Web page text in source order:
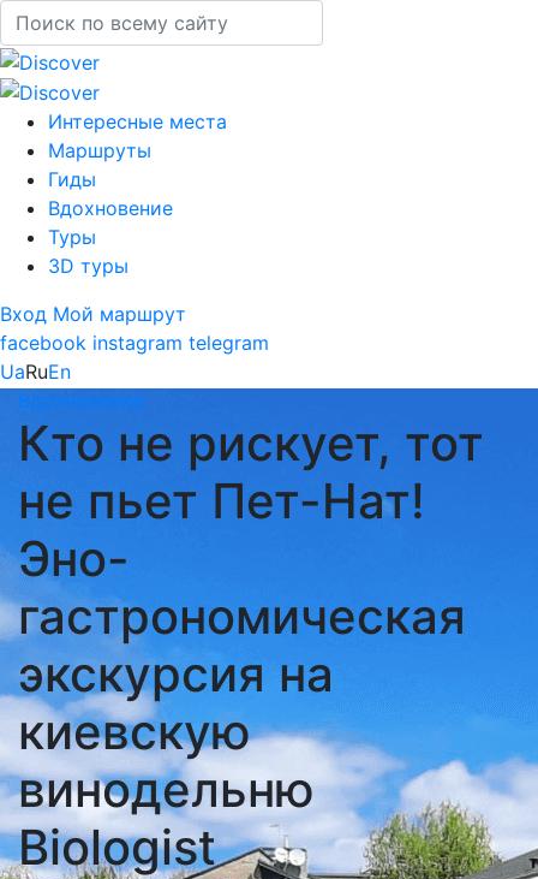
Интересные места
Маршруты
Гиды
Вдохновение
Туры
3D туры
Вход Мой маршрут
facebook instagram telegram
UaRuEn
Вдохновение
Кто не рискует, тот
не пьет Пет-Нат!
Эно-
гастрономическая
экскурсия на
киевскую
винодельню
Biologist